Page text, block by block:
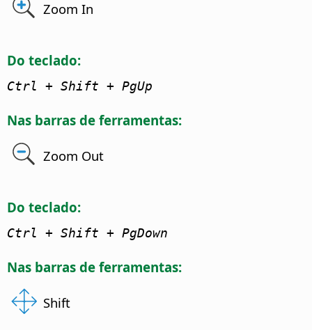
Zoom In
Do teclado:
Ctrl + Shift + PgUp
Nas barras de ferramentas:
Zoom Out
Do teclado:
Ctrl + Shift + PgDown
Nas barras de ferramentas:
Shift